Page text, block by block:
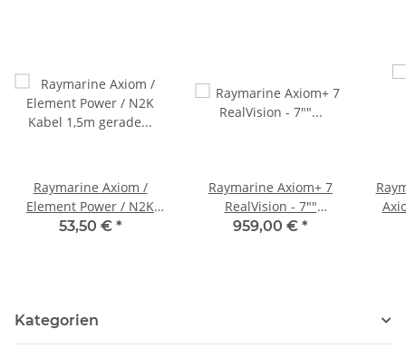
Raymarine Axiom /
Element Power / N2K
Kabel 1,5m gerade mit
53,50 € *
Raymarine Axiom+ 7
RealVision - 7""
Multifunktionsdisplay
959,00 € *
Kategorien